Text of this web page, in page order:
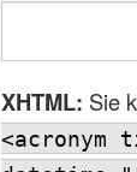
XHTML: Sie
<acronym